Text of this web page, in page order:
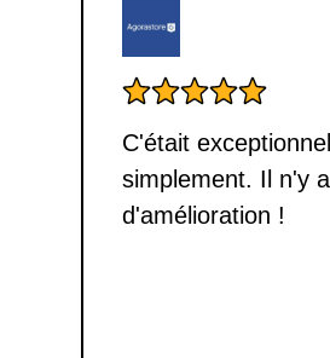
C'était
simplement. Il n'y
d'amélioration !